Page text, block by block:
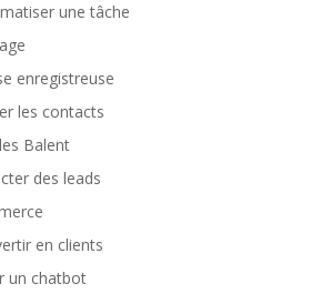
une tâche
enregistreuse
les contacts
Balent
des leads
en clients
un chatbot